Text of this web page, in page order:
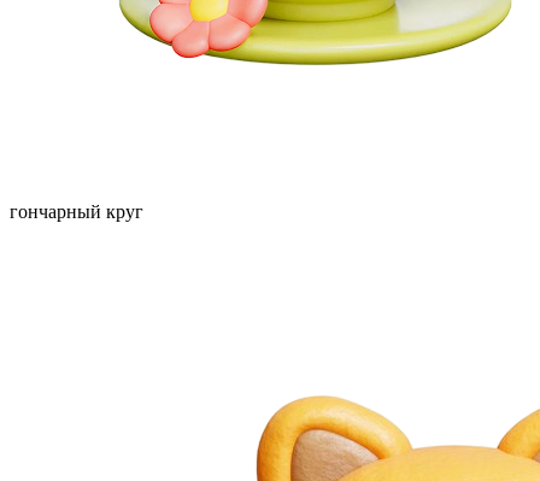
гончарный круг